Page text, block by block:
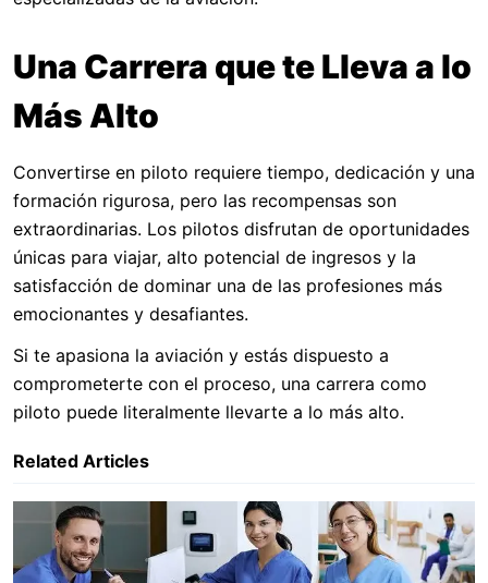
Una Carrera que te Lleva a lo
Más Alto
Convertirse en piloto requiere tiempo, dedicación y una
formación rigurosa, pero las recompensas son
extraordinarias. Los pilotos disfrutan de oportunidades
únicas para viajar, alto potencial de ingresos y la
satisfacción de dominar una de las profesiones más
emocionantes y desafiantes.
Si te apasiona la aviación y estás dispuesto a
comprometerte con el proceso, una carrera como
piloto puede literalmente llevarte a lo más alto.
Related Articles